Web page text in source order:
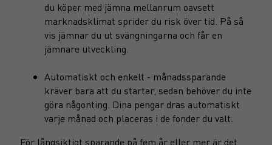
du köper med jämna mellanrum oavsett
marknadsklimat sprider du risk över tid. På så
vis jämnar du ut svängningarna och får en
jämnare utveckling.
Automatiskt och enkelt - månadssparande
kräver bara att du startar, sedan behöver du inte
göra någonting. Dina pengar dras automatiskt
varje månad och placeras i de fonder du valt.
För långsiktigt sparande på fem år eller mer är det